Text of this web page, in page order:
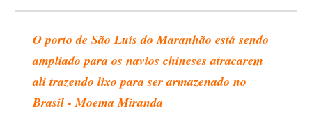
O porto de São Luís do Maranhão está sendo
ampliado para os navios chineses atracarem
ali trazendo lixo para ser armazenado no
Brasil - Moema Miranda